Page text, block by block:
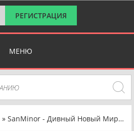
РЕГИСТРАЦИЯ
МЕНЮ
» SanMinor - Дивный Новый Мир (2024) FLAC